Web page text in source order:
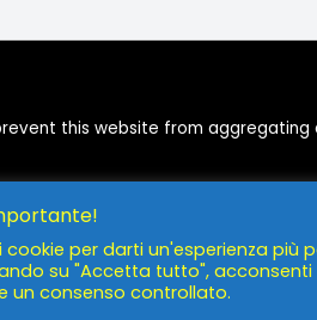
this website from
cookie per darti un'esperienza più
su "Accetta tutto", acconsenti
un consenso controllato.